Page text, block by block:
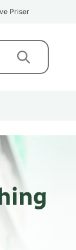
Priser